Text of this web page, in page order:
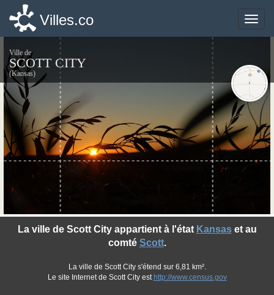
Toggle
Villes.co
Ville de
SCOTT CITY
(Kansas)
La ville de Scott City appartient à l'état Kansaset au
comté Scott.
La ville de Scott City s'étend sur 6,81 km².
Le site Internet de Scott City est http://www.census.gov
Toggle
Villes.co